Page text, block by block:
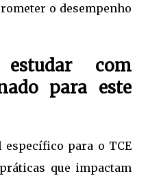
o desempenho
com
para este
para o TCE
que impactam